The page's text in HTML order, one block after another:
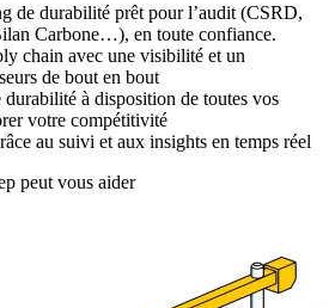
de durabilité prêt pour l’audit (CSRD,
Carbone…), en toute confiance.
chain avec une visibilité et un
de bout en bout
à disposition de toutes vos
votre compétitivité
au suivi et aux insights en temps réel
peut vous aider